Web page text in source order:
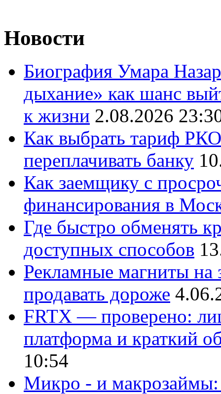
Новости
Биография Умара
дыхание» как шанс
к жизни 2.08.2026
Как выбрать тариф
переплачивать банку
Как заемщику с
финансирования в
Где быстро обменять
доступных способов
Рекламные магниты на
продавать дороже
FRTX — проверено:
платформа и краткий
10:54
Микро - и макрозаймы: